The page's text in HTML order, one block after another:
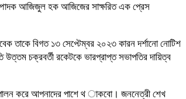
সম্পাদক আজিজুল হক আজিজের সাক্ষরিত এক প্রেস
তাকে বিগত ১৩ সেপ্টেম্বর ২০২৩ কারন দর্শানো নোটিশ
উত্তম চক্রবর্তী রকেটকে ভারপ্রাপ্ত সভাপতির দায়িত্ব
পালন করে আপনাদের পাশে থ াকবো। জননেত্রী শেখ